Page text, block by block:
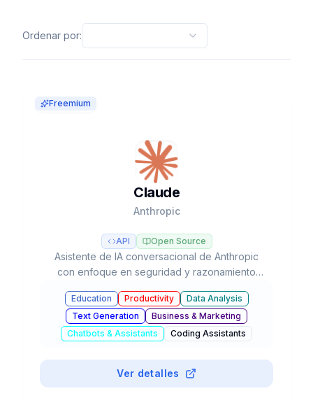
Ordenar por:
Freemium
Claude
Anthropic
API Open Source
Asistente de IA conversacional de Anthropic
con enfoque en seguridad y razonamiento
flujos de trabajo agénticos con modelos Opus,
Sonnet y Haiku.
Education Productivity
Data Analysis
Text Generation
Business & Marketing
Chatbots & Assistants
Coding Assistants
Ver detalles